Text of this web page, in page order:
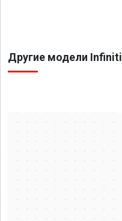
Другие модели Infiniti